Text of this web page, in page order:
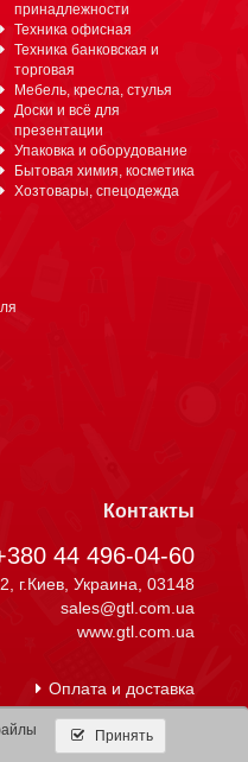
принадлежности
Техника офисная
Техника банковская и
торговая
Мебель, кресла, стулья
Доски и всё для
презентации
Упаковка и оборудование
Бытовая химия, косметика
Хозтовары, спецодежда
Контакты
44 496-04-60
г.Киев, Украина, 03148
sales@gtl.com.ua
www.gtl.com.ua
Оплата и доставка
Принять